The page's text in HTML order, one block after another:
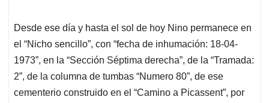
Desde ese día y hasta el sol de hoy Nino permanece en
el “Nicho sencillo”, con “fecha de inhumación: 18-04-
1973”, en la “Sección Séptima derecha”, de la “Tramada:
2”, de la columna de tumbas “Numero 80”, de ese
cementerio construido en el “Camino a Picassent”, por